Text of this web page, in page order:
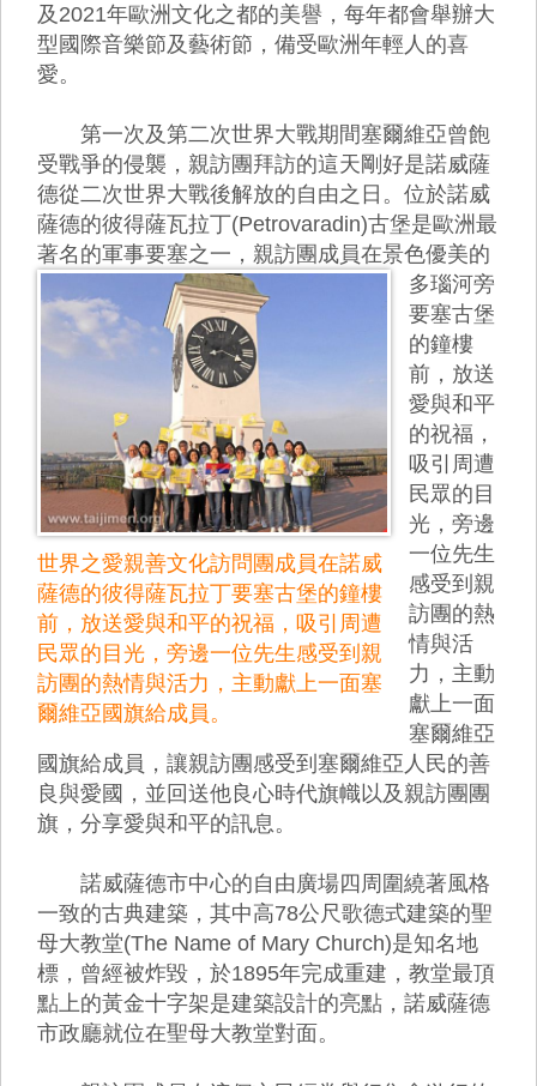
及2021年歐洲文化之都的美譽，每年都會舉辦大
型國際音樂節及藝術節，備受歐洲年輕人的喜
愛。
第一次及第二次世界大戰期間塞爾維亞曾飽
受戰爭的侵襲，親訪團拜訪的這天剛好是諾威薩
德從二次世界大戰後解放的自由之日。位於諾威
薩德的彼得薩瓦拉丁(Petrovaradin)古堡是歐洲最
著名的軍事要塞之一，
世界之愛親善文化訪問團成員在諾威
薩德的彼得薩瓦拉丁要塞古堡的鐘樓
前，放送愛與和平的祝福，吸引周遭
民眾的目光，旁邊一位先生感受到親
訪團的熱情與活力，主動獻上一面塞
爾維亞國旗給成員。
親訪團成員在景色優美的
多瑙河旁
要塞古堡
的鐘樓
前，放送
愛與和平
的祝福，
吸引周遭
民眾的目
光，旁邊
一位先生
感受到親
訪團的熱
情與活
力，主動
獻上一面
塞爾維亞
國旗給成員，讓親訪團感受到塞爾維亞人民的善
良與愛國，並回送他良心時代旗幟以及親訪團團
旗，分享愛與和平的訊息。
諾威薩德市中心的自由廣場四周圍繞著風格
一致的古典建築，其中高78公尺歌德式建築的聖
母大教堂(The Name of Mary Church)是知名地
標，曾經被炸毀，於1895年完成重建，教堂最頂
點上的黃金十字架是建築設計的亮點，諾威薩德
市政廳就位在聖母大教堂對面。